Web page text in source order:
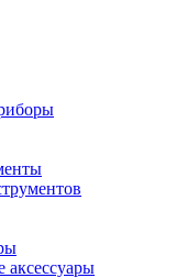
аксессуары